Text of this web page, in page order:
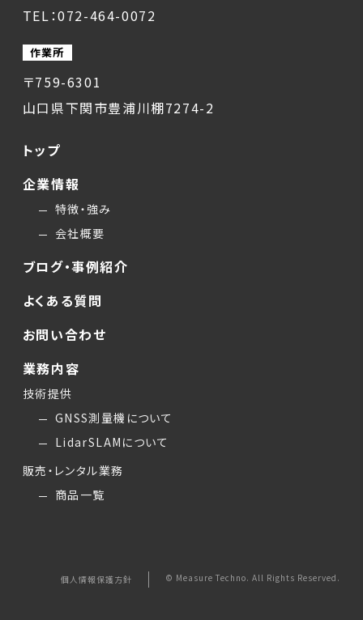
TEL：072-464-0072
作業所
〒759-6301
山口県下関市豊浦川棚7274-2
トップ
企業情報
特徴・強み
会社概要
ブログ・事例紹介
よくある質問
お問い合わせ
業務内容
技術提供
GNSS測量機について
LidarSLAMについて
販売・レンタル業務
商品一覧
個人情報保護方針 © Measure Techno. All Rights Reserved.